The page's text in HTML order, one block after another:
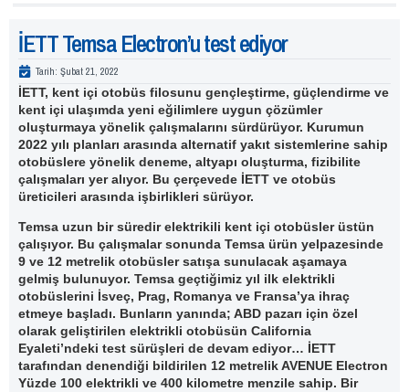
İETT Temsa Electron’u test ediyor
Tarih: Şubat 21, 2022
İETT, kent içi otobüs filosunu gençleştirme, güçlendirme ve
kent içi ulaşımda yeni eğilimlere uygun çözümler
oluşturmaya yönelik çalışmalarını sürdürüyor. Kurumun
2022 yılı planları arasında alternatif yakıt sistemlerine sahip
otobüslere yönelik deneme, altyapı oluşturma, fizibilite
çalışmaları yer alıyor. Bu çerçevede İETT ve otobüs
üreticileri arasında işbirlikleri sürüyor.
Temsa uzun bir süredir elektrikili kent içi otobüsler üstün
çalışıyor. Bu çalışmalar sonunda Temsa ürün yelpazesinde
9 ve 12 metrelik otobüsler satışa sunulacak aşamaya
gelmiş bulunuyor. Temsa geçtiğimiz yıl ilk elektrikli
otobüslerini İsveç, Prag, Romanya ve Fransa’ya ihraç
etmeye başladı. Bunların yanında; ABD pazarı için özel
olarak geliştirilen elektrikli otobüsün California
Eyaleti’ndeki test sürüşleri de devam ediyor… İETT
tarafından denendiği bildirilen 12 metrelik AVENUE Electron
Yüzde 100 elektrikli ve 400 kilometre menzile sahip. Bir